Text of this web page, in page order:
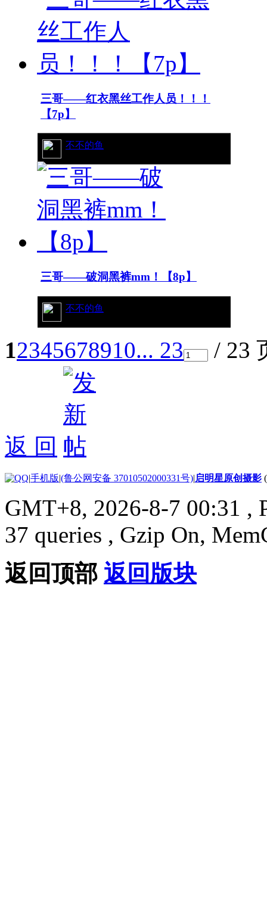
三哥——红衣黑丝工作人员！！！
【7p】
不不的鱼
三哥——破洞黑裤mm！【8p】
不不的鱼
12345678910... 23 / 23
返 回
|手机版|(鲁公网安备 37010502000331号)|启明星原创摄影
GMT+8, 2026-8-7 00:31 ,
37 queries , Gzip On,
返回顶部 返回版块